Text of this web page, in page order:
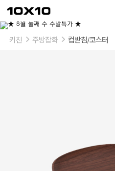
텐
바
텐
키친 주방잡화 컵받침/코스터